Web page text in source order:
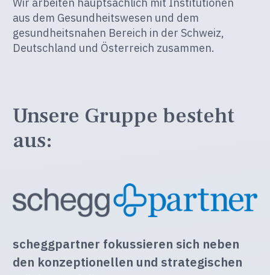
Wir arbeiten hauptsächlich mit Institutionen
aus dem Gesundheitswesen und dem
gesundheitsnahen Bereich in der Schweiz,
Deutschland und Österreich zusammen.
Unsere Gruppe besteht
aus:
scheggpartner fokussieren sich neben
den konzeptionellen und strategischen